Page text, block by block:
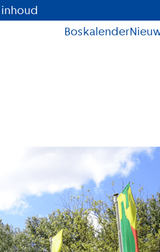
Boskalender